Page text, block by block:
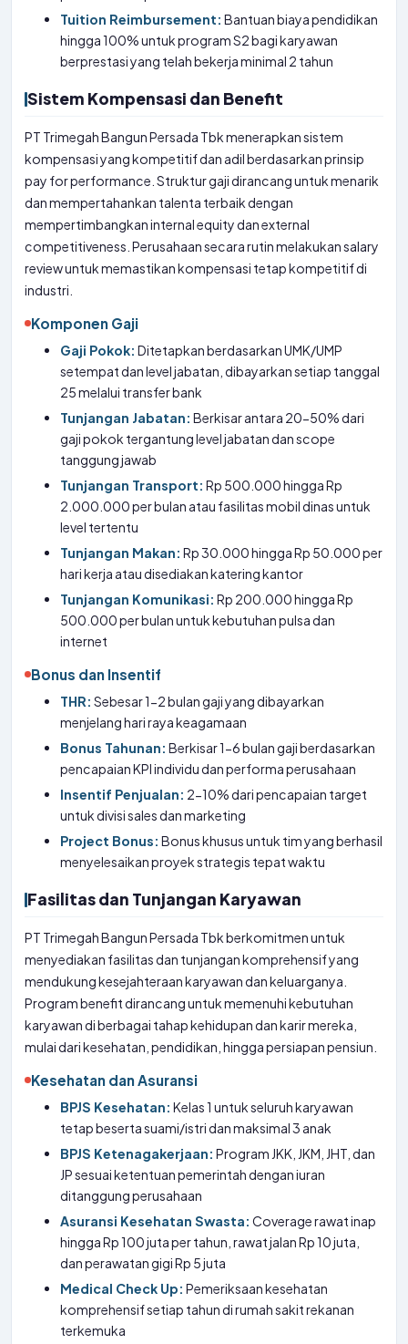
Tuition Reimbursement: Bantuan biaya pendidikan
hingga 100% untuk program S2 bagi karyawan
berprestasi yang telah bekerja minimal 2 tahun
Sistem Kompensasi dan Benefit
PT Trimegah Bangun Persada Tbk menerapkan sistem
kompensasi yang kompetitif dan adil berdasarkan prinsip
pay for performance. Struktur gaji dirancang untuk menarik
dan mempertahankan talenta terbaik dengan
mempertimbangkan internal equity dan external
competitiveness. Perusahaan secara rutin melakukan salary
review untuk memastikan kompensasi tetap kompetitif di
industri.
Komponen Gaji
Gaji Pokok: Ditetapkan berdasarkan UMK/UMP
setempat dan level jabatan, dibayarkan setiap tanggal
25 melalui transfer bank
Tunjangan Jabatan: Berkisar antara 20-50% dari
gaji pokok tergantung level jabatan dan scope
tanggung jawab
Tunjangan Transport: Rp 500.000 hingga Rp
2.000.000 per bulan atau fasilitas mobil dinas untuk
level tertentu
Tunjangan Makan: Rp 30.000 hingga Rp 50.000 per
hari kerja atau disediakan katering kantor
Tunjangan Komunikasi: Rp 200.000 hingga Rp
500.000 per bulan untuk kebutuhan pulsa dan
internet
Bonus dan Insentif
THR: Sebesar 1-2 bulan gaji yang dibayarkan
menjelang hari raya keagamaan
Bonus Tahunan: Berkisar 1-6 bulan gaji berdasarkan
pencapaian KPI individu dan performa perusahaan
Insentif Penjualan: 2-10% dari pencapaian target
untuk divisi sales dan marketing
Project Bonus: Bonus khusus untuk tim yang berhasil
menyelesaikan proyek strategis tepat waktu
Fasilitas dan Tunjangan Karyawan
PT Trimegah Bangun Persada Tbk berkomitmen untuk
menyediakan fasilitas dan tunjangan komprehensif yang
mendukung kesejahteraan karyawan dan keluarganya.
Program benefit dirancang untuk memenuhi kebutuhan
karyawan di berbagai tahap kehidupan dan karir mereka,
mulai dari kesehatan, pendidikan, hingga persiapan pensiun.
Kesehatan dan Asuransi
BPJS Kesehatan: Kelas 1 untuk seluruh karyawan
tetap beserta suami/istri dan maksimal 3 anak
BPJS Ketenagakerjaan: Program JKK, JKM, JHT, dan
JP sesuai ketentuan pemerintah dengan iuran
ditanggung perusahaan
Asuransi Kesehatan Swasta: Coverage rawat inap
hingga Rp 100 juta per tahun, rawat jalan Rp 10 juta,
dan perawatan gigi Rp 5 juta
Medical Check Up: Pemeriksaan kesehatan
komprehensif setiap tahun di rumah sakit rekanan
terkemuka